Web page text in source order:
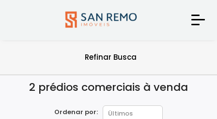
Refinar Busca
2 prédios comerciais à venda
Ordenar por: